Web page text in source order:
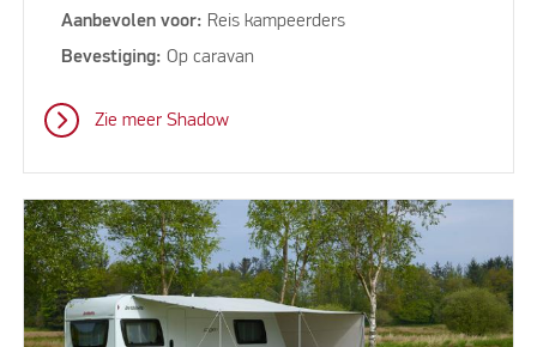
Aanbevolen voor: Reis kampeerders
Bevestiging:Op caravan
Zie meer Shadow